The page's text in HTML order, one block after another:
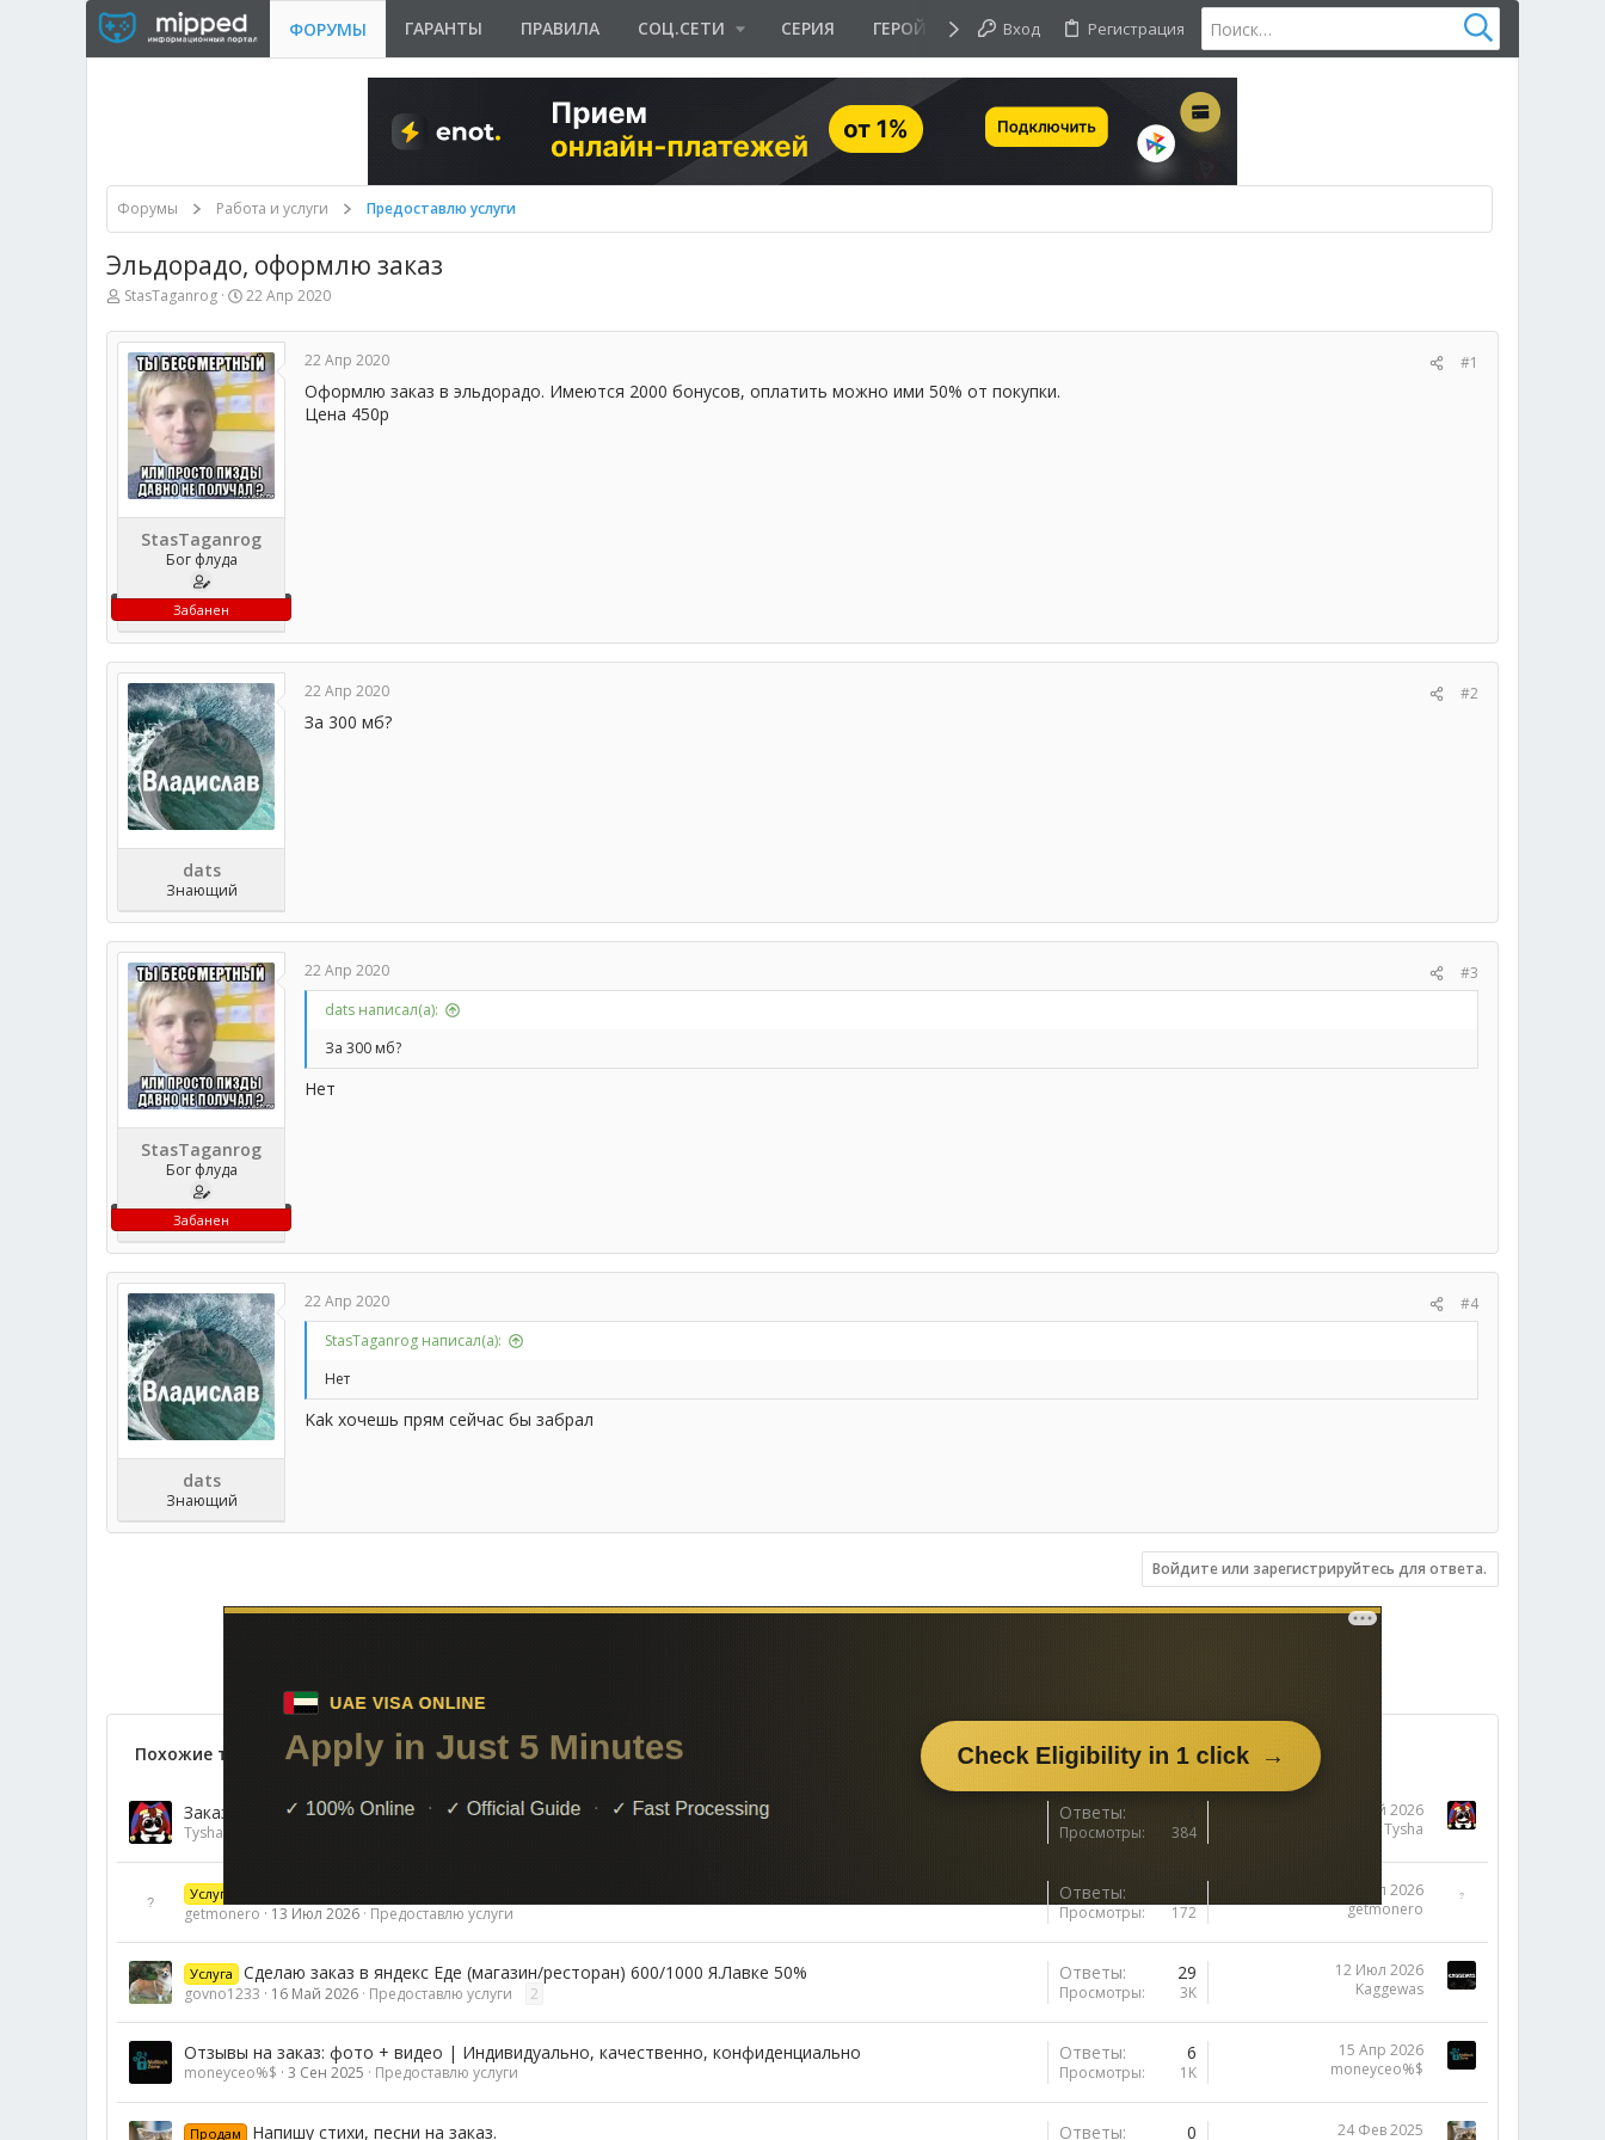
ФОРУМЫ ГАРАНТЫ ПРАВИЛА СОЦ.СЕТИ СЕРИЯ ГЕРОЙ ДНЯ Вход Регистрация
Форумы Работа и услуги Предоставлю услуги
Эльдорадо, оформлю заказ
А
т
о
р
т
е
м
StasTaganrog
Д
т
а
н
а
ч
а
а
22 Апр 2020
StasTaganrog
Бог флуда
Забанен
22 Апр 2020 #1
Оформлю заказ в эльдорадо. Имеются 2000 бонусов, оплатить можно ими 50% от покупки.
Цена 450р
dats
Знающий
22 Апр 2020 #2
За 300 мб?
StasTaganrog
Бог флуда
Забанен
22 Апр 2020
#3
dats написал(а):
За 300 мб?
Нет
dats
Знающий
22 Апр 2020
#4
StasTaganrog написал(а):
Нет
Kak хочешь прям сейчас бы забрал
Войдите или зарегистрируйтесь для ответа.
Похожие темы
Заказ из Якитории за 50%
Tysha
Ответы
Просмотры 384
31 Май 2026
Tysha
Услуга
getmonero 13 Июл 2026 Предоставлю услуги
Ответы
Просмотры 172
18 Июл 2026
getmonero
Услуга Сделаю заказ в яндекс Еде (магазин/ресторан) 600/1000 Я.Лавке 50%
govno1233 16 Май 2026 Предоставлю услуги 2
Ответы 29
Просмотры 3K
12 Июл 2026
Kaggewas
Отзывы на заказ: фото + видео | Индивидуально, качественно, конфиденциально
moneyceo%$ 3 Сен 2025 Предоставлю услуги
Ответы 6
Просмотры 1K
15 Апр 2026
moneyceo%$
Продам Напишу стихи, песни на заказ. Ответы 0
24 Фев 2025